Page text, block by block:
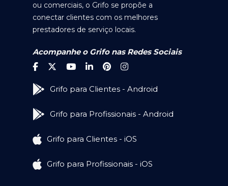
ou comerciais, o Grifo se propõe a
conectar clientes com os melhores
prestadores de serviço locais.
Acompanhe o Grifo nas Redes Sociais
Grifo para Clientes - Android
Grifo para Profissionais - Android
Grifo para Clientes - iOS
Grifo para Profissionais - iOS